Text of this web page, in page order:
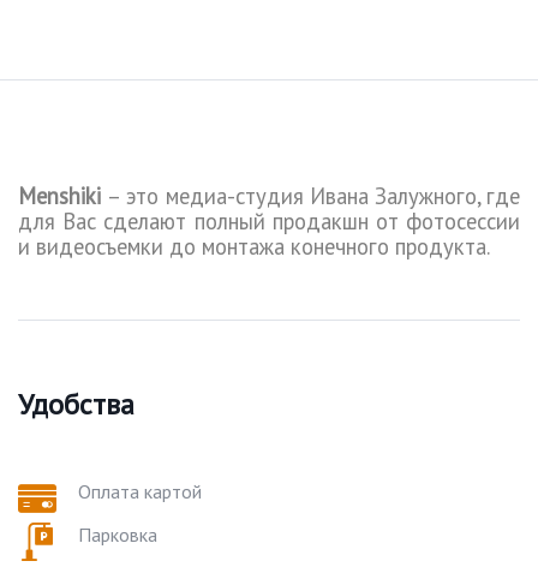
Menshiki – это медиа-студия Ивана Залужного, где
для Вас сделают полный продакшн от фотосессии
и видеосъемки до монтажа конечного продукта.
Удобства
Оплата картой
Парковка